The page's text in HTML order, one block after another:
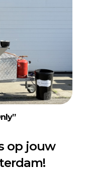
op jouw